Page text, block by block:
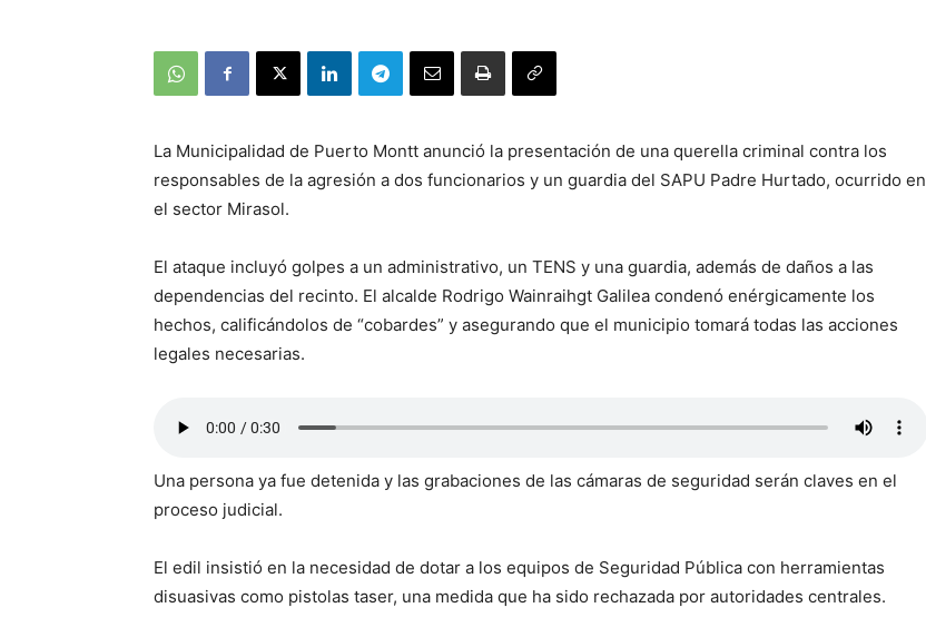
La Municipalidad de Puerto Montt anunció la presentación de una querella criminal contra los
responsables de la agresión a dos funcionarios y un guardia del SAPU Padre Hurtado, ocurrido en
el sector Mirasol.
El ataque incluyó golpes a un administrativo, un TENS y una guardia, además de daños a las
dependencias del recinto. El alcalde Rodrigo Wainraihgt Galilea condenó enérgicamente los
hechos, calificándolos de “cobardes” y asegurando que el municipio tomará todas las acciones
legales necesarias.
Una persona ya fue detenida y las grabaciones de las cámaras de seguridad serán claves en el
proceso judicial.
El edil insistió en la necesidad de dotar a los equipos de Seguridad Pública con herramientas
disuasivas como pistolas taser, una medida que ha sido rechazada por autoridades centrales.